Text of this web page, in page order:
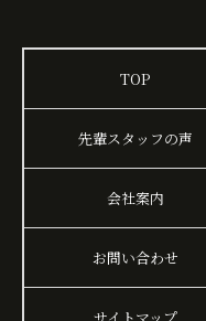
TOP
先輩スタッフの声
会社案内
お問い合わせ